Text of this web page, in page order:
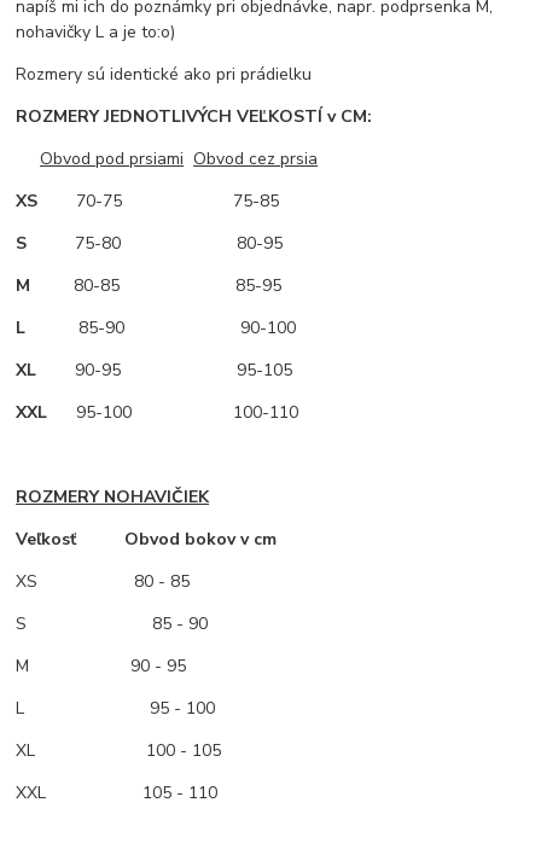
napíš mi ich do poznámky pri objednávke, napr. podprsenka M,
nohavičky L a je to:o)
Rozmery sú identické ako pri prádielku
ROZMERY JEDNOTLIVÝCH VEĽKOSTÍ v CM:
Obvod pod prsiami Obvod cez prsia
XS 70-75 75-85
S 75-80 80-95
M 80-85 85-95
L 85-90 90-100
XL 90-95 95-105
XXL 95-100 100-110
ROZMERY NOHAVIČIEK
Veľkosť Obvod bokov v cm
XS
80 - 85
S 85 - 90
M
90 - 95
L 95 - 100
XL 100 - 105
XXL 105 - 110